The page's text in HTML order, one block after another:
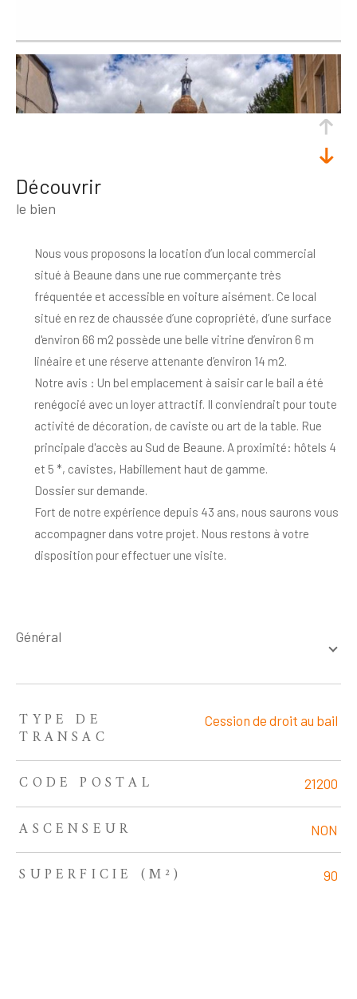
découvrir
le bien
Nous vous proposons la location d’un local commercial
situé à Beaune dans une rue commerçante très
fréquentée et accessible en voiture aisément. Ce local
situé en rez de chaussée d’une copropriété, d’une surface
d'environ 66 m2 possède une belle vitrine d’environ 6 m
linéaire et une réserve attenante d’environ 14 m2.
Notre avis : Un bel emplacement à saisir car le bail a été
renégocié avec un loyer attractif. Il conviendrait pour toute
activité de décoration, de caviste ou art de la table. Rue
principale d'accès au Sud de Beaune. A proximité: hôtels 4
et 5 *, cavistes, Habillement haut de gamme.
Dossier sur demande.
Fort de notre expérience depuis 43 ans, nous saurons vous
accompagner dans votre projet. Nous restons à votre
disposition pour effectuer une visite.
général
TRAD_ZEPHYR_Caracteristique TRAD_ZEPHYR_Valeurs
TYPE DE
TRANSAC
Cession de droit au bail
CODE POSTAL 21200
ASCENSEUR NON
SUPERFICIE (M²) 90